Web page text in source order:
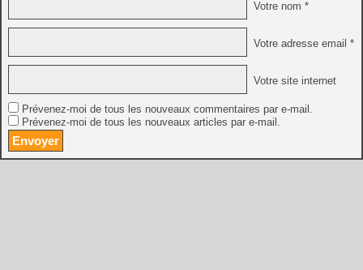
Votre nom *
Votre adresse email *
Votre site internet
Prévenez-moi de tous les nouveaux commentaires par e-mail.
Prévenez-moi de tous les nouveaux articles par e-mail.